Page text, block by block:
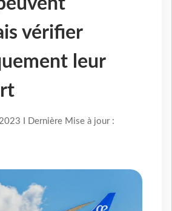
vérifier
leur
I Dernière Mise à jour :